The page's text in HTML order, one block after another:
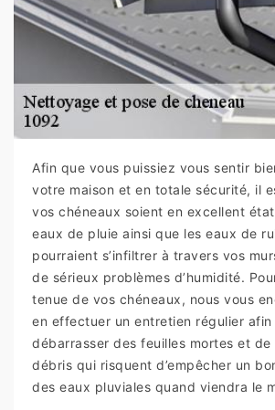
Afin que vous puissiez vous sentir
votre maison et en totale sécurité, il
vos chéneaux soient en excellent
eaux de pluie ainsi que les eaux de
pourraient s’infiltrer à travers vos
de sérieux problèmes d’humidité.
tenue de vos chéneaux, nous vous
en effectuer un entretien régulier afin
débarrasser des feuilles mortes et
débris qui risquent d’empêcher un
des eaux pluviales quand viendra le